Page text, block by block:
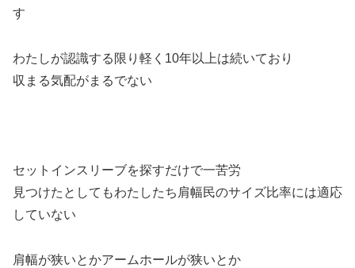
す
わたしが認識する限り軽く10年以上は続いており
収まる気配がまるでない
セットインスリーブを探すだけで一苦労
見つけたとしてもわたしたち肩幅民のサイズ比率には適応
していない
肩幅が狭いとかアームホールが狭いとか